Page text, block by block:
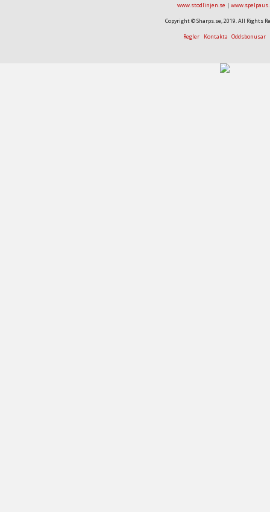
www.stodlinjen.se |
Copyright © Sharps.se, 2019. All Rights
Regler Kontakta Oddsbonusar